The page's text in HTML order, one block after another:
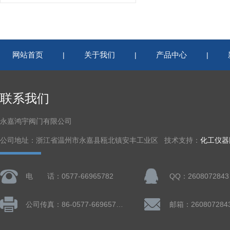
网站首页 | 关于我们 | 产品中心 |
联系我们
永嘉鸿宇阀门有限公司
公司地址：浙江省温州市永嘉县瓯北镇安丰工业区 技术支持： 化工仪
电 话：0577-66965782 QQ：2608072843
邮箱：